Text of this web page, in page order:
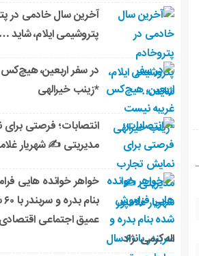
آخرین سال خادمی در
پتروشیمی ایلام، شاید …
در سفر اربعین،
*زینب خیرالهی
انتصابات؛ فرصتی
مدیریتی ✍ شهریار
خواهر خوانده هایی
عمیق اجتماعی
اله کرمی نژاد